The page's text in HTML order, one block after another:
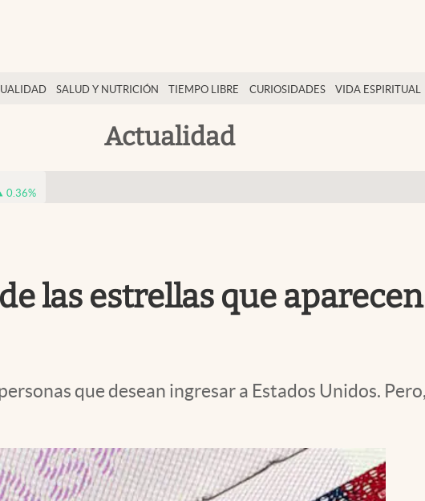
SALUD Y NUTRICIÓN TIEMPO LIBRE CURIOSIDADES VIDA ESPIRITUAL
Actualidad
0.36%
las estrellas que
que desean ingresar a Estados Unidos.